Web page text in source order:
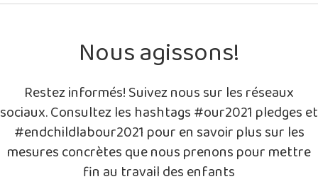
Nous agissons!
Restez informés! Suivez nous sur les réseaux
sociaux. Consultez les hashtags #our2021 pledges et
#endchildlabour2021 pour en savoir plus sur les
mesures concrètes que nous prenons pour mettre
fin au travail des enfants